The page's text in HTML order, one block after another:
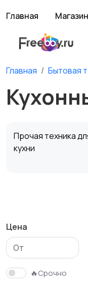
Главная
Главная Бытовая
Прочая техника
кухни
Бутербродницы,
сэндвичницы,
тостеры
Цена
🔥Срочно